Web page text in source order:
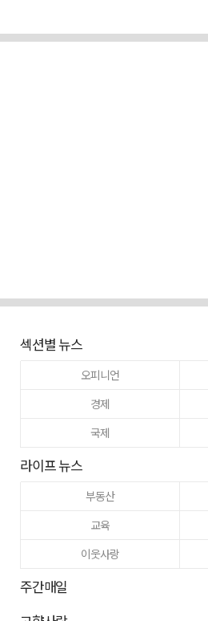
섹션별 뉴스
오피니언
경제
국제
라이프 뉴스
부동산
교육
이웃사랑
주간매일